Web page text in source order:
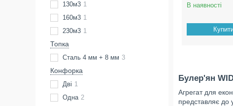
В наявності
Булер'ян
Агрегат для
представляє до
130м3 1
160м3 1
230м3 1
Топка
Сталь 4 мм + 8 мм 3
Конфорка
Дві 1
Одна 2